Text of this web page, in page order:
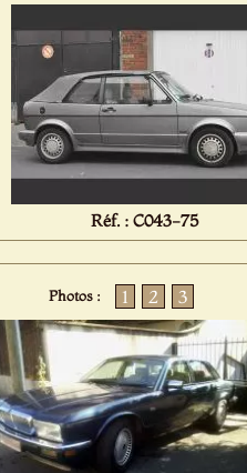
Réf. : C043-75
Photos : 1 2 3